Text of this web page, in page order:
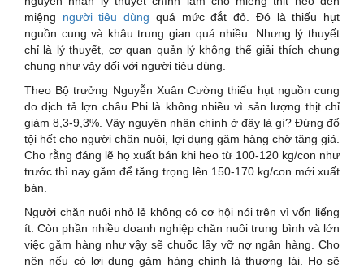
miệng người tiêu dùng quá mức đắt đỏ. Đó là thiếu hụt
nguồn cung và khâu trung gian quá nhiều. Nhưng lý thuyết
chỉ là lý thuyết, cơ quan quản lý không thể giải thích chung
chung như vậy đối với người tiêu dùng.
Theo Bộ trưởng Nguyễn Xuân Cường thiếu hụt nguồn cung
do dịch tả lợn châu Phi là không nhiều vì sản lượng thịt chỉ
giảm 8,3-9,3%. Vậy nguyên nhân chính ở đây là gì? Đừng đổ
tội hết cho người chăn nuôi, lợi dụng găm hàng chờ tăng giá.
Cho rằng đáng lẽ họ xuất bán khi heo từ 100-120 kg/con như
trước thì nay găm để tăng trọng lên 150-170 kg/con mới xuất
bán.
Người chăn nuôi nhỏ lẻ không có cơ hội nói trên vì vốn liếng
ít. Còn phần nhiều doanh nghiệp chăn nuôi trung bình và lớn
việc găm hàng như vậy sẽ chuốc lấy vỡ nợ ngân hàng. Cho
nên nếu có lợi dụng găm hàng chính là thương lái. Họ sẽ